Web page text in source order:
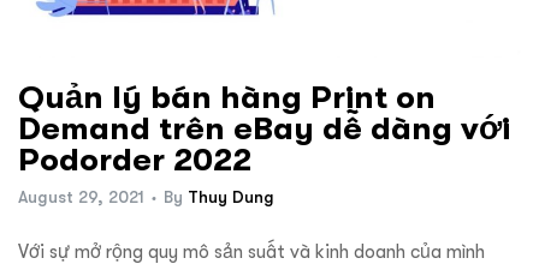
Quản lý bán hàng Print on
Demand trên eBay dễ dàng với
Podorder 2022
August 29, 2021 By Thuy Dung
Với sự mở rộng quy mô sản suất và kinh doanh của mình